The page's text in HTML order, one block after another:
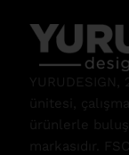
ünitesi,
ürünlerle
markasıdır.